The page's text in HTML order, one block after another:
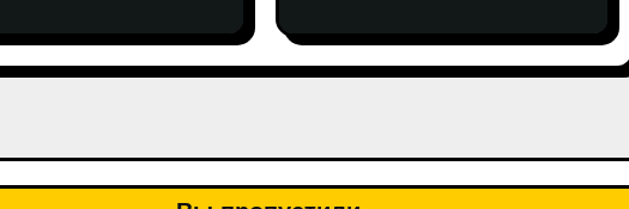
по поддержке
ответственного бизнеса